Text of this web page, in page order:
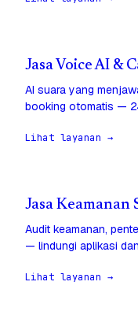
Jasa Voice AI &
AI suara yang
booking otomatis —
Lihat layanan →
Jasa Keamanan
Audit keamanan,
— lindungi aplikasi
Lihat layanan →